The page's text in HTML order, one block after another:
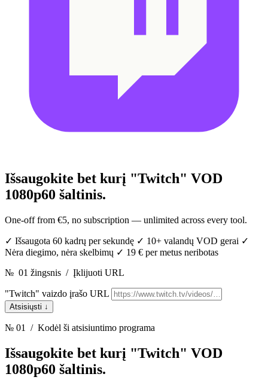
Išsaugokite bet kurį "Twitch" VOD
1080p60 šaltinis.
One-off from €5, no subscription — unlimited across every tool.
✓ Išsaugota 60 kadrų per sekundę ✓ 10+ valandų VOD gerai ✓
Nėra diegimo, nėra skelbimų ✓ 19 € per metus neribotas
№ 01 žingsnis / Įklijuoti URL
"Twitch" vaizdo įrašo URL
Atsisiųsti ↓
№ 01 / Kodėl ši atsisiuntimo programa
Išsaugokite bet kurį "Twitch" VOD
1080p60 šaltinis.